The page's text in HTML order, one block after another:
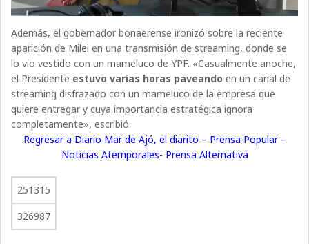
Además, el gobernador bonaerense ironizó sobre la reciente
aparición de Milei en una transmisión de streaming, donde se
lo vio vestido con un mameluco de YPF. «Casualmente anoche,
el Presidente estuvo varias horas paveandoen un canal de
streaming disfrazado con un mameluco de la empresa que
quiere entregar y cuya importancia estratégica ignora
completamente», escribió.
Regresar a Diario Mar de Ajó, el diarito – Prensa Popular –
Noticias Atemporales- Prensa Alternativa
251315
326987